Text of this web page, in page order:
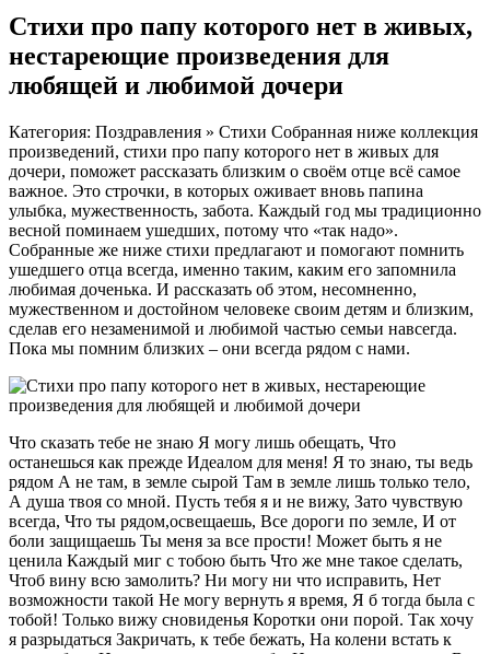
Стихи про папу которого нет в живых,
нестареющие произведения для
любящей и любимой дочери
Категория: Поздравления » Стихи Собранная ниже коллекция
произведений, стихи про папу которого нет в живых для
дочери, поможет рассказать близким о своём отце всё самое
важное. Это строчки, в которых оживает вновь папина
улыбка, мужественность, забота. Каждый год мы традиционно
весной поминаем ушедших, потому что «так надо».
Собранные же ниже стихи предлагают и помогают помнить
ушедшего отца всегда, именно таким, каким его запомнила
любимая доченька. И рассказать об этом, несомненно,
мужественном и достойном человеке своим детям и близким,
сделав его незаменимой и любимой частью семьи навсегда.
Пока мы помним близких – они всегда рядом с нами.
Что сказать тебе не знаю Я могу лишь обещать, Что
останешься как прежде Идеалом для меня! Я то знаю, ты ведь
рядом А не там, в земле сырой Там в земле лишь только тело,
А душа твоя со мной. Пусть тебя я и не вижу, Зато чувствую
всегда, Что ты рядом,освещаешь, Все дороги по земле, И от
боли защищаешь Ты меня за все прости! Может быть я не
ценила Каждый миг с тобою быть Что же мне такое сделать,
Чтоб вину всю замолить? Ни могу ни что исправить, Нет
возможности такой Не могу вернуть я время, Я б тогда была с
тобой! Только вижу сновиденья Коротки они порой. Так хочу
я разрыдаться Закричать, к тебе бежать, На колени встать к